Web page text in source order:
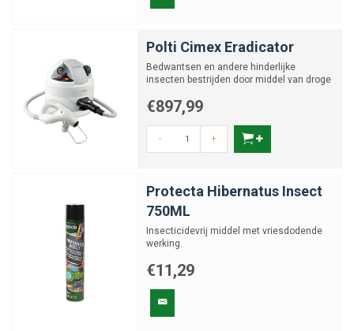
Polti Cimex Eradicator
Bedwantsen en andere hinderlijke
insecten bestrijden door middel van droge
€897,99
- +
Protecta Hibernatus Insect
750ML
Insecticidevrij middel met vriesdodende
werking.
€11,29